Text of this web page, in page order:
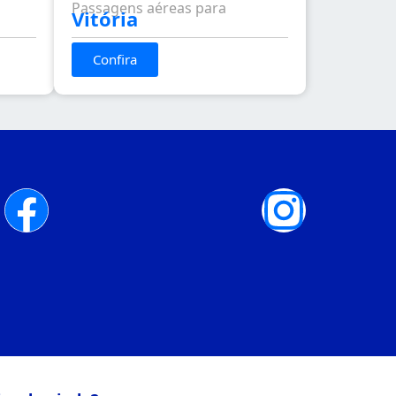
Passagens aéreas para
Vitória
Confira